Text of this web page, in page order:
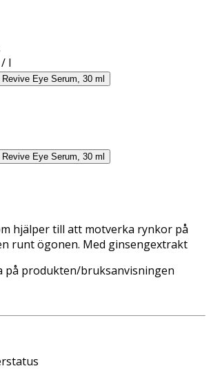
l
Eye Serum, 30 ml
Eye Serum, 30 ml
hjälper till att motverka rynkor på
runt ögonen. Med ginsengextrakt
på produkten/bruksanvisningen